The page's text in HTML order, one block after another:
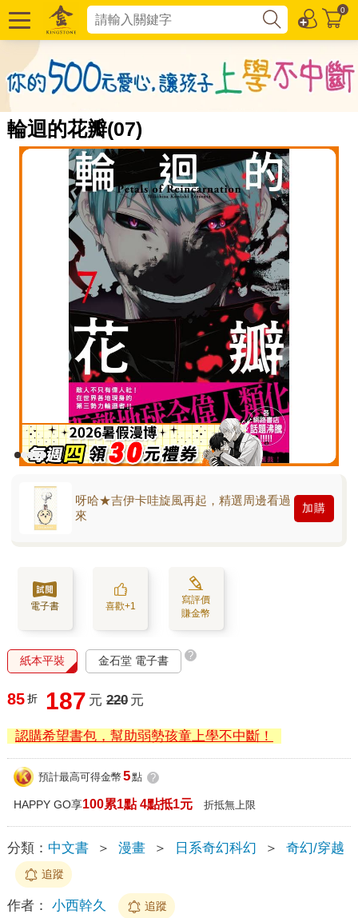
0
輪迴的花瓣(07)
呀哈★吉伊卡哇旋風再起，精選周邊看過
來
加購
電子書 喜歡+1
寫評價
賺金幣
紙本平裝 金石堂 電子書 ?
85 折 187 元 220 元
認購希望書包，幫助弱勢孩童上學不中斷！
預計最高可得金幣 5點 ?
HAPPY GO享100累1點 4點抵1元 折抵無上限
分類： 中文書 ＞ 漫畫 ＞ 日系奇幻科幻 ＞ 奇幻/穿越
追蹤
作者： 小西幹久 追蹤